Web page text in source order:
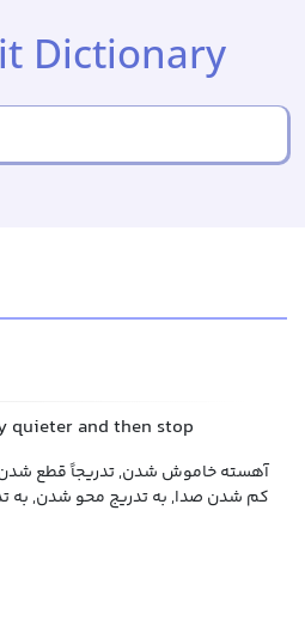
Dictionary
quieter and then stop
آهسته خاموش شدن, تدریجاً قطع
کم شدن صدا, به تدریج محو شدن, به